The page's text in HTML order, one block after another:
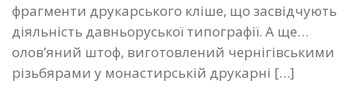
фрагменти друкарського кліше, що засвідчують
діяльність давньоруської типографії. А ще…
олов’яний штоф, виготовлений чернігівськими
різьбярами у монастирській друкарні […]